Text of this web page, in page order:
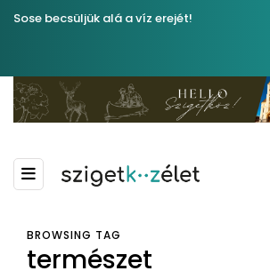
Sose becsüljük alá a víz erejét!
BROWSING TAG
természet